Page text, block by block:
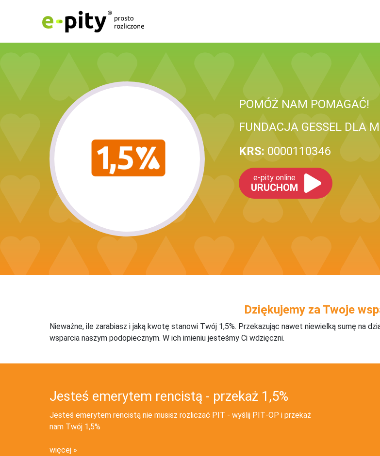
POMÓŻ NAM POMAGAĆ!
FUNDACJA GESSEL DLA
KRS: 0000110346
e-pity online
URUCHOM
Dziękujemy za Twoje
Nieważne, ile zarabiasz i jaką kwotę stanowi Twój 1,5%. Przekazując nawet niewielką sumę na
wsparcia naszym podopiecznym. W ich imieniu jesteśmy Ci wdzięczni.
Jesteś emerytem rencistą - przekaż 1,5%
Jesteś emerytem rencistą nie musisz rozliczać PIT - wyślij PIT‑OP i przekaż
nam Twój 1,5%
więcej